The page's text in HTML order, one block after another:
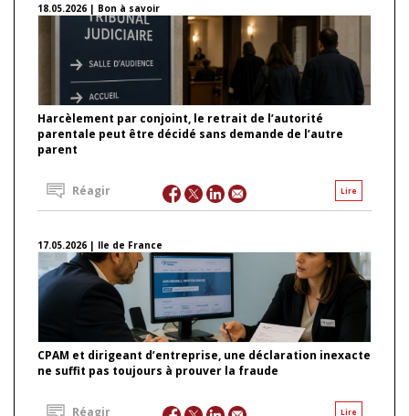
18.05.2026 | Bon à savoir
Harcèlement par conjoint, le retrait de l’autorité
parentale peut être décidé sans demande de l’autre
parent
Lire
Réagir
17.05.2026 | Ile de France
CPAM et dirigeant d’entreprise, une déclaration inexacte
ne suffit pas toujours à prouver la fraude
Lire
Réagir